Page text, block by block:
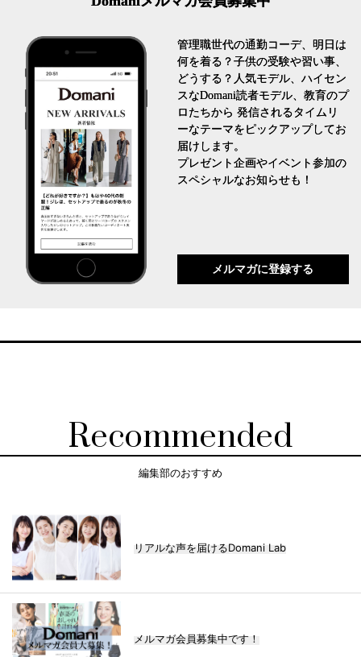
管理職世代の通勤コーデ、明日は
何を着る？子供の受験や習い事、
どうする？人気モデル、ハイセン
スなDomani読者モデル、教育のプ
ロたちから 発信されるタイムリ
ーなテーマをピックアップしてお
届けします。
プレゼント企画やイベント参加の
スペシャルなお知らせも！
メルマガに登録する
Recommended
編集部のおすすめ
リアルな声を届けるDomani Lab
メルマガ会員募集中です！